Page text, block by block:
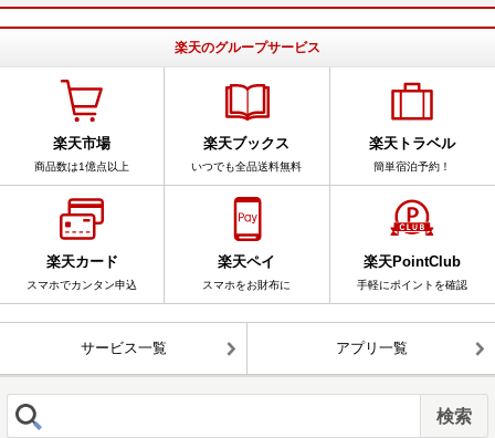
楽天のグループサービス
楽天市場
商品数は1億点以上
楽天ブックス
いつでも全品送料無料
楽天トラベル
簡単宿泊予約！
楽天カード
スマホでカンタン申込
楽天ペイ
スマホをお財布に
楽天PointClub
手軽にポイントを確認
サービス一覧 アプリ一覧